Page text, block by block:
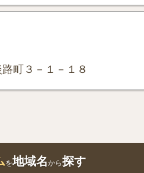
町３－１－１８
を地域名から探す